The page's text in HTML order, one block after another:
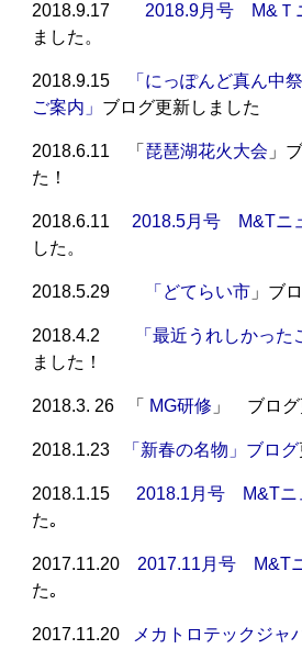
2018.9.172018.9月号 M&Ｔ
ました。
2018.9.15 「 にっぽんど真ん中
ご案内」 ブログ更新しました
2018.6.11 「 琵琶湖花火大会 」
た！
2018.6.112018.5月号 M&Tニ
した。
2018.5.29 「どてらい市 」ブ
2018.4.2 「最近うれしかった
ました！
2018.3. 26 「 MG研修 」 ブログ
2018.1.23 「新春の名物」ブログ
2018.1.15 2018.1月号 M&Tニ
た｡
2017.11.202017.11月号 M&T
た｡
2017.11.20 メカトロテックジ